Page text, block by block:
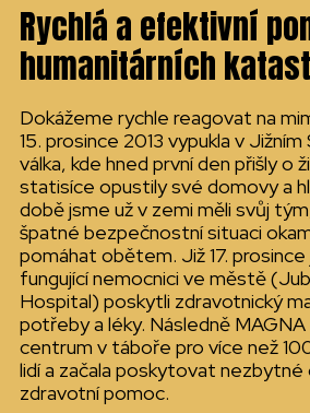
Rychlá a efektivní
humanitárních
Dokážeme rychle reagovat na
15. prosince 2013 vypukla v Jižním
válka, kde hned první den přišly o
statisíce opustily své domovy a
době jsme už v zemi měli svůj
špatné bezpečnostní situaci
pomáhat obětem. Již 17.
fungující nemocnici ve městě
Hospital) poskytli zdravotnický
potřeby a léky. Následně
centrum v táboře pro více než
lidí a začala poskytovat nezbytné
zdravotní pomoc.